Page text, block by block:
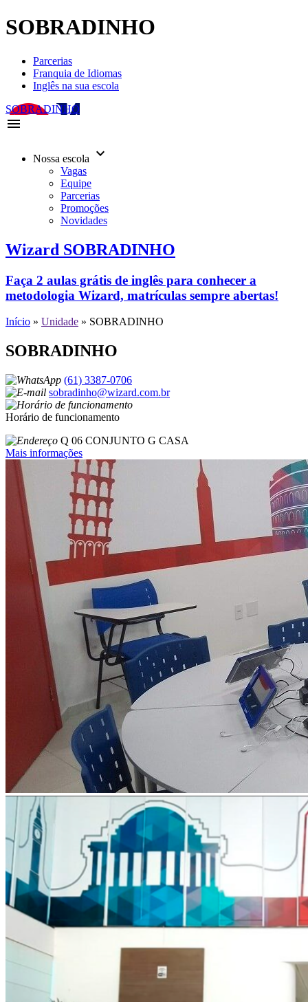
SOBRADINHO
Parcerias
Franquia de Idiomas
Inglês na sua escola
SOBRADINHO
menu
Nossa escola keyboard_arrow_down
Vagas
Equipe
Parcerias
Promoções
Novidades
Wizard SOBRADINHO
Faça 2 aulas grátis de inglês para conhecer a
metodologia Wizard, matrículas sempre abertas!
Início » Unidade » SOBRADINHO
SOBRADINHO
(61) 3387-0706
sobradinho@wizard.com.br
Horário de funcionamento
Q 06 CONJUNTO G CASA
Mais informações